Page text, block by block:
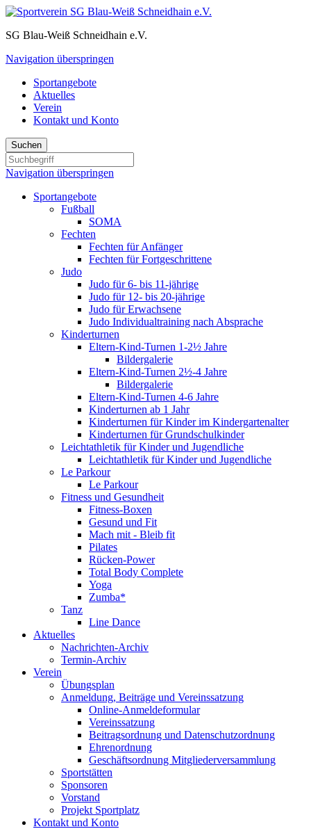
SG Blau-Weiß Schneidhain e.V.
Navigation überspringen
Sportangebote
Aktuelles
Verein
Kontakt und Konto
Suchen
Navigation überspringen
Sportangebote
Fußball
SOMA
Fechten
Fechten für Anfänger
Fechten für Fortgeschrittene
Judo
Judo für 6- bis 11-jährige
Judo für 12- bis 20-jährige
Judo für Erwachsene
Judo Individualtraining nach Absprache
Kinderturnen
Eltern-Kind-Turnen 1-2½ Jahre
Bildergalerie
Eltern-Kind-Turnen 2½-4 Jahre
Bildergalerie
Eltern-Kind-Turnen 4-6 Jahre
Kinderturnen ab 1 Jahr
Kinderturnen für Kinder im Kindergartenalter
Kinderturnen für Grundschulkinder
Leichtathletik für Kinder und Jugendliche
Leichtathletik für Kinder und Jugendliche
Le Parkour
Le Parkour
Fitness und Gesundheit
Fitness-Boxen
Gesund und Fit
Mach mit - Bleib fit
Pilates
Rücken-Power
Total Body Complete
Yoga
Zumba*
Tanz
Line Dance
Aktuelles
Nachrichten-Archiv
Termin-Archiv
Verein
Übungsplan
Anmeldung, Beiträge und Vereinssatzung
Online-Anmeldeformular
Vereinssatzung
Beitragsordnung und Datenschutzordnung
Ehrenordnung
Geschäftsordnung Mitgliederversammlung
Sportstätten
Sponsoren
Vorstand
Projekt Sportplatz
Kontakt und Konto